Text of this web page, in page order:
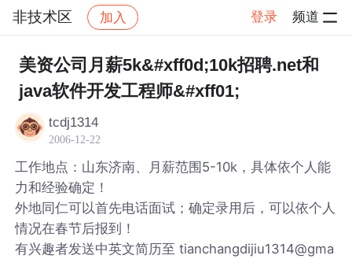
非技术区 加入 登录 频道
社区 非技术区 帖子详情
美资公司月薪5k&#xff0d;10k招聘.net和
java软件开发工程师&#xff01;
tcdj1314
2006-12-22
工作地点：山东济南、月薪范围5-10k，具体依个人能
力和经验确定！
外地同仁可以首先电话面试；确定录用后，可以依个人
情况在春节后报到！
有兴趣者发送中英文简历至 tianchangdijiu1314@gma